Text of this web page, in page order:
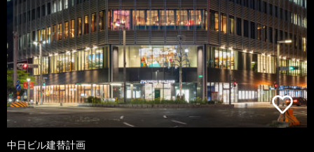
中日ビル建替計画